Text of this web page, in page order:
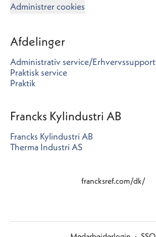
Administrer cookies
Afdelinger
Administrativ service/Erhvervssupport
Praktisk service
Praktik
Francks Kylindustri AB
Francks Kylindustri AB
Therma Industri AS
francksref.com/dk/